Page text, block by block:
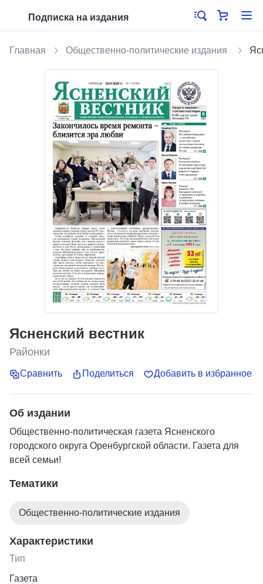
Подписка на издания
Главная Общественно-политические издания
Ясненский вестник
Районки
Сравнить Поделиться Добавить в избранное
Об издании
Общественно-политическая газета Ясненского
городского округа Оренбургской области. Газета для
всей семьи!
Тематики
Общественно-политические издания
Характеристики
Тип
Газета